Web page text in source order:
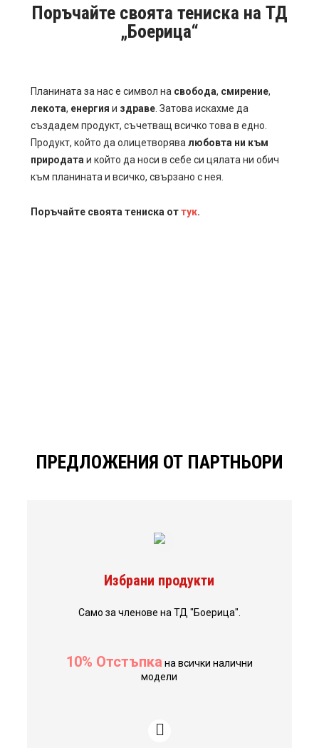
Поръчайте своята тениска на ТД
„Боерица“
Планината за нас е символ на свобода, смирение,
лекота, енергия и здраве . Затова искахме да
създадем продукт, съчетващ всичко това в едно.
Продукт, който да олицетворява любовта ни към
природата и който да носи в себе си цялата ни обич
към планината и всичко, свързано с нея.
Поръчайте своята тениска оттук.
ПРЕДЛОЖЕНИЯ ОТ ПАРТНЬОРИ
Избрани продукти
Само за членове на ТД "Боерица".
10% Отстъпка на всички налични
модели